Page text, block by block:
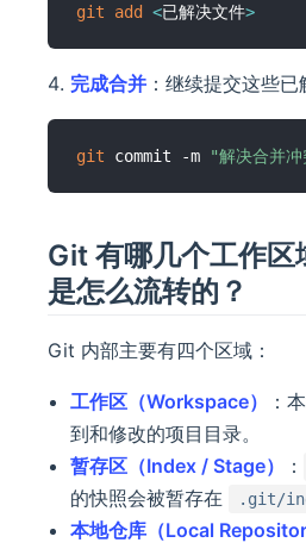
git add <已解决文件>
完成合并 ：继续提交这些已
git commit -m "解决合并
Git 有哪几个工作区
是怎么流转的？
Git 内部主要有四个区域：
工作区（Workspace）
：
到和修改的项目目录。
暂存区（Index / Stage）
：
的快照会被暂存在
.git/
本地仓库（Local